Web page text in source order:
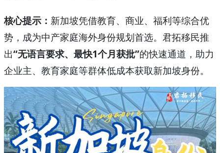
核心提示： 新加坡凭借教育、商业、福利等综合优
势，成为中产家庭海外身份规划首选。君拓移民推
出“无语言要求、最快1个月获批”的快速通道，助力
企业主、教育家庭等群体低成本获取新加坡身份。